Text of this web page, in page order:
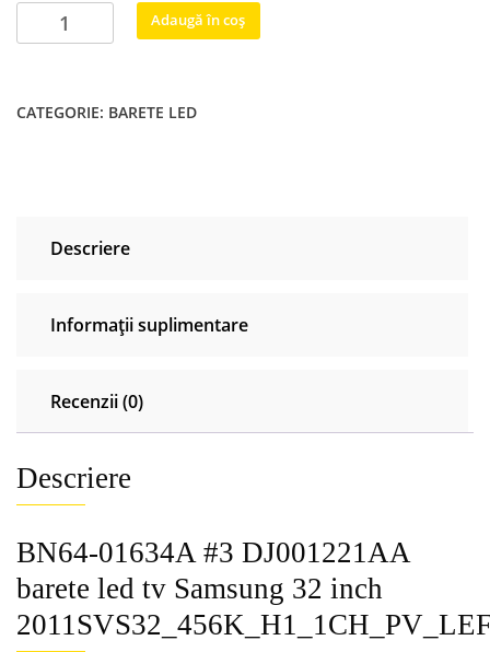
Cantitate
BN64-
DJ001221AA
UE32D6000
Adaugă în coș
CATEGORIE: BARETE LED
Descriere
Informații suplimentare
Recenzii (0)
Descriere
BN64-01634A #3 DJ001221AA
barete led tv Samsung 32 inch